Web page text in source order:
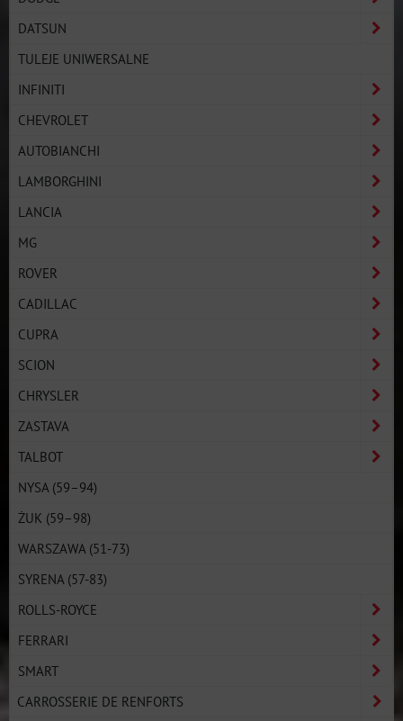
DATSUN
TULEJE UNIWERSALNE
INFINITI
CHEVROLET
AUTOBIANCHI
LAMBORGHINI
LANCIA
MG
ROVER
CADILLAC
CUPRA
SCION
CHRYSLER
ZASTAVA
TALBOT
NYSA (59–94)
ŻUK (59–98)
WARSZAWA (51-73)
SYRENA (57-83)
ROLLS-ROYCE
FERRARI
SMART
CARROSSERIE DE RENFORTS